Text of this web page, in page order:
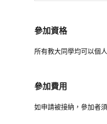
參加資格
所有教大同學均可以個
參加費用
如申請被接納，參加者